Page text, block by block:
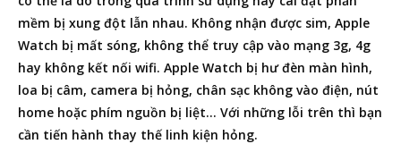
mềm bị xung đột lẫn nhau. Không nhận được sim, Apple
Watch bị mất sóng, không thể truy cập vào mạng 3g, 4g
hay không kết nối wifi. Apple Watch bị hư đèn màn hình,
loa bị câm, camera bị hỏng, chân sạc không vào điện, nút
home hoặc phím nguồn bị liệt… Với những lỗi trên thì bạn
cần tiến hành thay thế linh kiện hỏng.